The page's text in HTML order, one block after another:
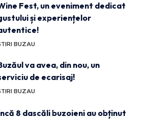
Fest, un eveniment dedicat
și experiențelor
BUZAU
va avea, din nou, un
de ecarisaj!
BUZAU
8 dascăli buzoieni au obținut